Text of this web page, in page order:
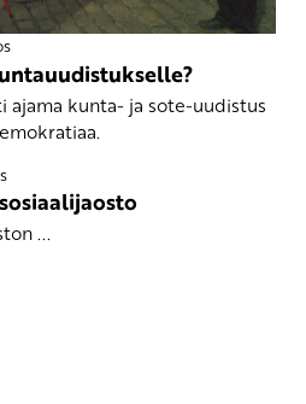
ajama kunta- ja sote-uudistus
...